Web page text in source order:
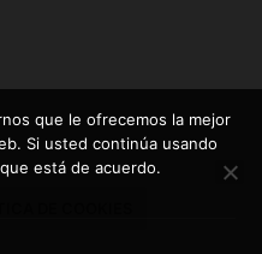
que le ofrecemos la mejor
Si usted continúa usando
está de acuerdo.